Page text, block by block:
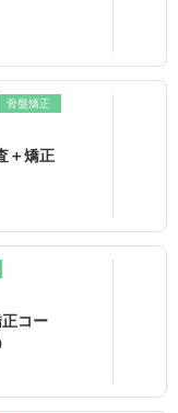
骨盤矯正
＋矯正
正コー